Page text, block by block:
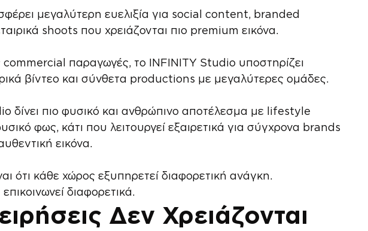
μεγαλύτερη ευελιξία για social content, branded
shoots που χρειάζονται πιο premium εικόνα.
commercial παραγωγές, το INFINITY Studio υποστηρίζει
βίντεο και σύνθετα productions με μεγαλύτερες ομάδες.
δίνει πιο φυσικό και ανθρώπινο αποτέλεσμα με lifestyle
φως, κάτι που λειτουργεί εξαιρετικά για σύγχρονα brands
εικόνα.
ότι κάθε χώρος εξυπηρετεί διαφορετική ανάγκη.
διαφορετικά.
Δεν Χρειάζονται